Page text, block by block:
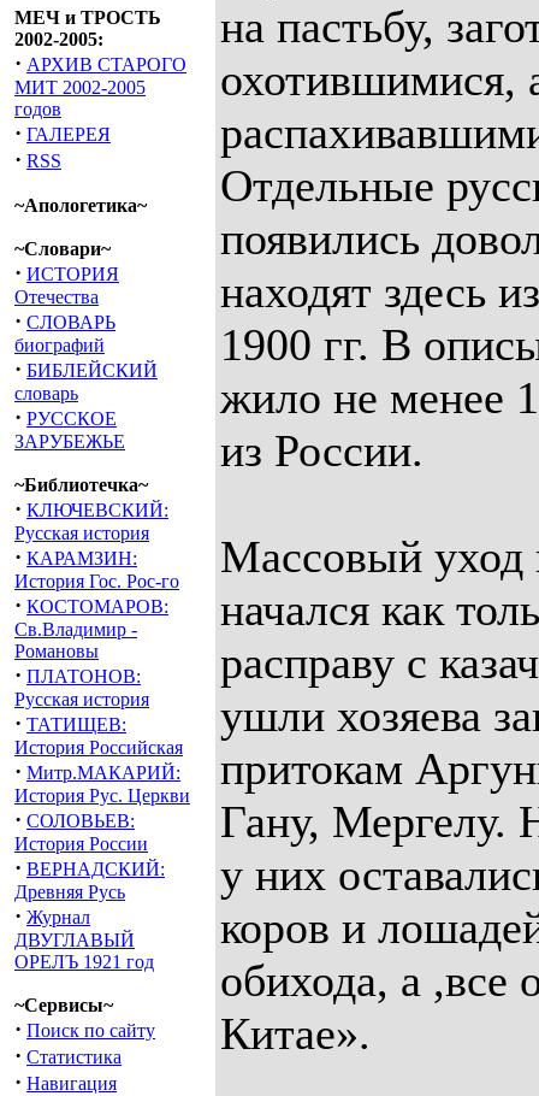
МЕЧ и ТРОСТЬ
2002-2005:
· АРХИВ СТАРОГО
МИТ 2002-2005
годов
· ГАЛЕРЕЯ
· RSS
~Апологетика~
~Словари~
· ИСТОРИЯ
Отечества
· СЛОВАРЬ
биографий
· БИБЛЕЙСКИЙ
словарь
· РУССКОЕ
ЗАРУБЕЖЬЕ
~Библиотечка~
· КЛЮЧЕВСКИЙ:
Русская история
· КАРАМЗИН:
История Гос. Рос-го
· КОСТОМАРОВ:
Св.Владимир -
Романовы
· ПЛАТОНОВ:
Русская история
· ТАТИЩЕВ:
История Российская
· Митр.МАКАРИЙ:
История Рус. Церкви
· СОЛОВЬЕВ:
История России
· ВЕРНАДСКИЙ:
Древняя Русь
· Журнал
ДВУГЛАВЫЙ
ОРЕЛЪ 1921 год
~Сервисы~
· Поиск по сайту
· Статистика
· Навигация
на пастьбу,
охотившимися,
Отдельные
появились
находят здесь
1900 гг. В
жило не менее
из России.
Массовый уход
начался как
расправу с
ушли хозяева
притокам
Гану, Мергелу.
у них
коров и
обихода, а ,все
Китае».